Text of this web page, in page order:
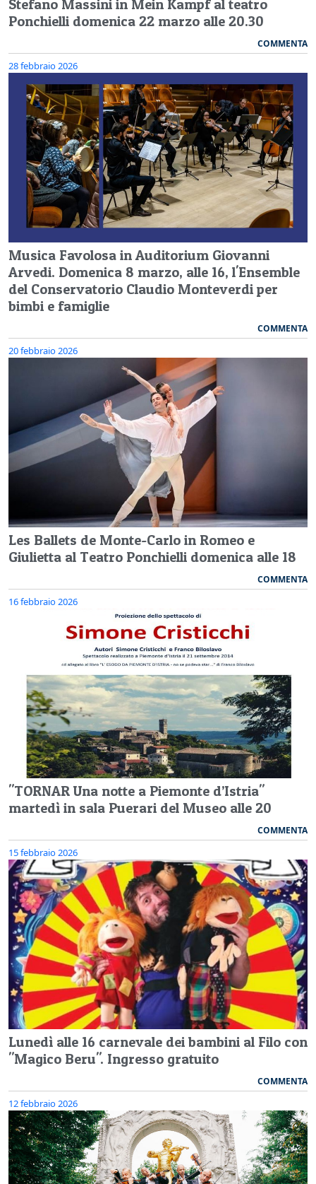
Stefano Massini in Mein Kampf al teatro
Ponchielli domenica 22 marzo alle 20.30
COMMENTA
28 febbraio 2026
Musica Favolosa in Auditorium Giovanni
Arvedi. Domenica 8 marzo, alle 16, l'Ensemble
del Conservatorio Claudio Monteverdi per
bimbi e famiglie
COMMENTA
20 febbraio 2026
Les Ballets de Monte-Carlo in Romeo e
Giulietta al Teatro Ponchielli domenica alle 18
COMMENTA
16 febbraio 2026
"TORNAR Una notte a Piemonte d’Istria"
martedì in sala Puerari del Museo alle 20
COMMENTA
15 febbraio 2026
Lunedì alle 16 carnevale dei bambini al Filo con
"Magico Beru". Ingresso gratuito
COMMENTA
12 febbraio 2026